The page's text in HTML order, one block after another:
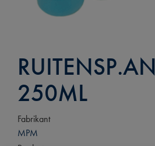
250ML
Fabrikant
MPM